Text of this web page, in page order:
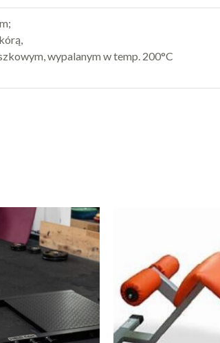
wypalanym w temp. 200°C